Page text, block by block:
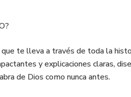
te lleva a través de toda la
y explicaciones claras,
de Dios como nunca antes.